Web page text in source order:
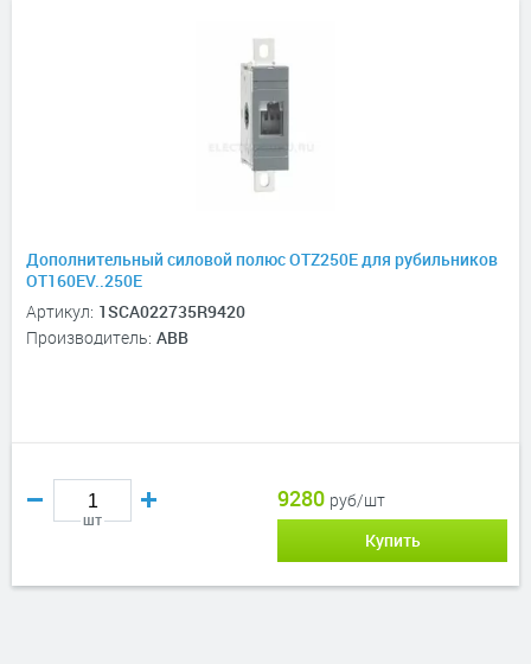
Дополнительный силовой полюс OTZ250E для рубильников
OT160EV..250Е
Артикул: 1SCA022735R9420
Производитель: ABB
шт
9280 руб/шт
Купить